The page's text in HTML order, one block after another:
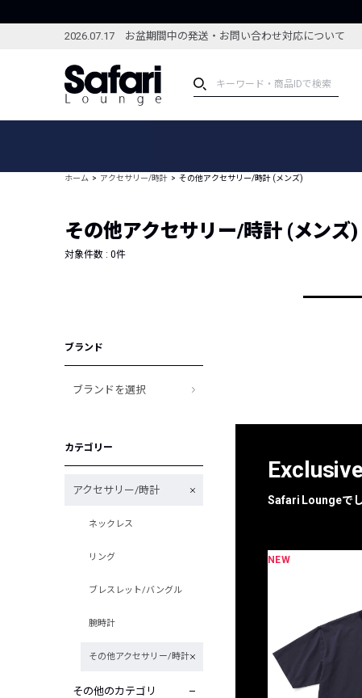
2026.07.17 お盆期間中の発送・お問い合わせ対応について
ブランドから探す
新着アイテム
編集部のおすすめアイテム
特集記事
コーディネート
ホーム アクセサリー/時計 その他アクセサリー/時計 (メンズ)
その他アクセサリー/時計 (メンズ)
対象件数 : 0件
ブランド
ブランドを選択
カテゴリー
アクセサリー/時計
ネックレス
リング
ブレスレット/バングル
腕時計
その他アクセサリー/時計
その他のカテゴリ
Safari Loungeで
NEW